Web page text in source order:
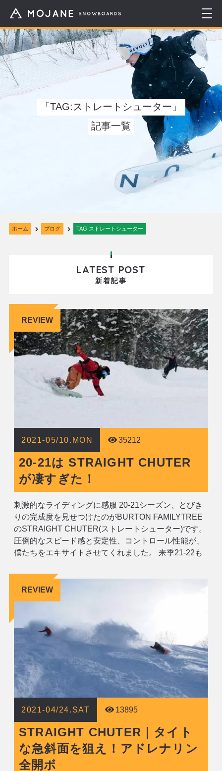
「TAG:ストレートシューター」
記事一覧
ホーム ブログ TAG:ストレートシューター
LATEST POST
新着記事
REVIEW
2021-05/10.MON 35212
20-21は STRAIGHT CHUTER
が凄すぎた！
刺激的なライディングに感服 20-21シーズン、とびき
りの完成度を見せつけたのがBURTON FAMILYTREE
のSTRAIGHT CHUTER(ストレートシューター)です。
圧倒的なスピード感と安定性、コントロール性能が、
僕たちをエキサイトさせてくれました。 来季21-22も
したSTRAIGHT CHUTERですが、20-21シ
REVIEW
2021-04/24.SAT 13895
STRAIGHT CHUTER｜タイト
な急斜面を狙え！アドレナリン
全開ボ